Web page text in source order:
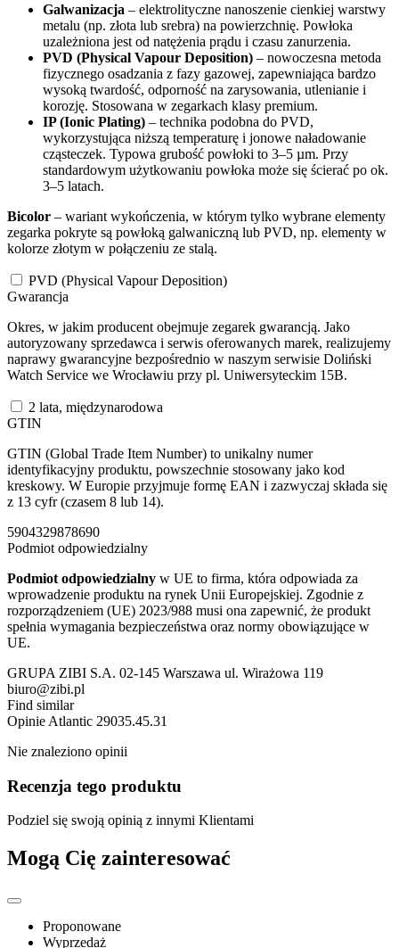
Galwanizacja – elektrolityczne nanoszenie cienkiej warstwy
metalu (np. złota lub srebra) na powierzchnię. Powłoka
uzależniona jest od natężenia prądu i czasu zanurzenia.
PVD (Physical Vapour Deposition) – nowoczesna metoda
fizycznego osadzania z fazy gazowej, zapewniająca bardzo
wysoką twardość, odporność na zarysowania, utlenianie i
korozję. Stosowana w zegarkach klasy premium.
IP (Ionic Plating) – technika podobna do PVD,
wykorzystująca niższą temperaturę i jonowe naładowanie
cząsteczek. Typowa grubość powłoki to 3–5 µm. Przy
standardowym użytkowaniu powłoka może się ścierać po ok.
3–5 latach.
Bicolor – wariant wykończenia, w którym tylko wybrane elementy
zegarka pokryte są powłoką galwaniczną lub PVD, np. elementy w
kolorze złotym w połączeniu ze stalą.
PVD (Physical Vapour Deposition)
Gwarancja
Okres, w jakim producent obejmuje zegarek gwarancją. Jako
autoryzowany sprzedawca i serwis oferowanych marek, realizujemy
naprawy gwarancyjne bezpośrednio w naszym serwisie Doliński
Watch Service we Wrocławiu przy pl. Uniwersyteckim 15B.
2 lata, międzynarodowa
GTIN
GTIN (Global Trade Item Number) to unikalny numer
identyfikacyjny produktu, powszechnie stosowany jako kod
kreskowy. W Europie przyjmuje formę EAN i zazwyczaj składa się
z 13 cyfr (czasem 8 lub 14).
5904329878690
Podmiot odpowiedzialny
Podmiot odpowiedzialny w UE to firma, która odpowiada za
wprowadzenie produktu na rynek Unii Europejskiej. Zgodnie z
rozporządzeniem (UE) 2023/988 musi ona zapewnić, że produkt
spełnia wymagania bezpieczeństwa oraz normy obowiązujące w
UE.
GRUPA ZIBI S.A. 02-145 Warszawa ul. Wirażowa 119
biuro@zibi.pl
Find similar
Opinie Atlantic 29035.45.31
Nie znaleziono opinii
Recenzja tego produktu
Podziel się swoją opinią z innymi Klientami
Mogą Cię zainteresować
Proponowane
Wyprzedaż